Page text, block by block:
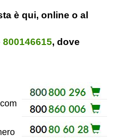
è qui, online o al
800146615, dove